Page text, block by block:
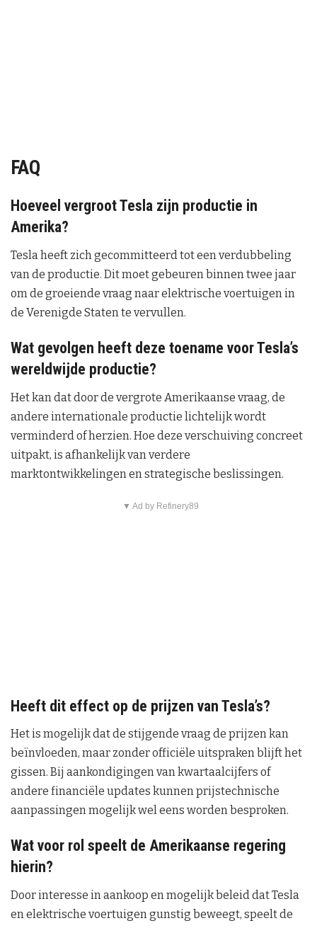
FAQ
Hoeveel vergroot Tesla zijn productie in
Amerika?
Tesla heeft zich gecommitteerd tot een verdubbeling
van de productie. Dit moet gebeuren binnen twee jaar
om de groeiende vraag naar elektrische voertuigen in
de Verenigde Staten te vervullen.
Wat gevolgen heeft deze toename voor Tesla’s
wereldwijde productie?
Het kan dat door de vergrote Amerikaanse vraag, de
andere internationale productie lichtelijk wordt
verminderd of herzien. Hoe deze verschuiving concreet
uitpakt, is afhankelijk van verdere
marktontwikkelingen en strategische beslissingen.
▼ Ad by Refinery89
Heeft dit effect op de prijzen van Tesla’s?
Het is mogelijk dat de stijgende vraag de prijzen kan
beïnvloeden, maar zonder officiële uitspraken blijft het
gissen. Bij aankondigingen van kwartaalcijfers of
andere financiële updates kunnen prijstechnische
aanpassingen mogelijk wel eens worden besproken.
Wat voor rol speelt de Amerikaanse regering
hierin?
Door interesse in aankoop en mogelijk beleid dat Tesla
en elektrische voertuigen gunstig beweegt, speelt de